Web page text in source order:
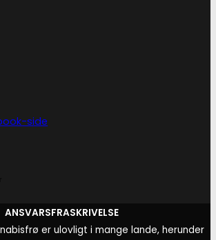
side
ANSVARSFRASKRIVELSE
er ulovligt i mange lande, herunder